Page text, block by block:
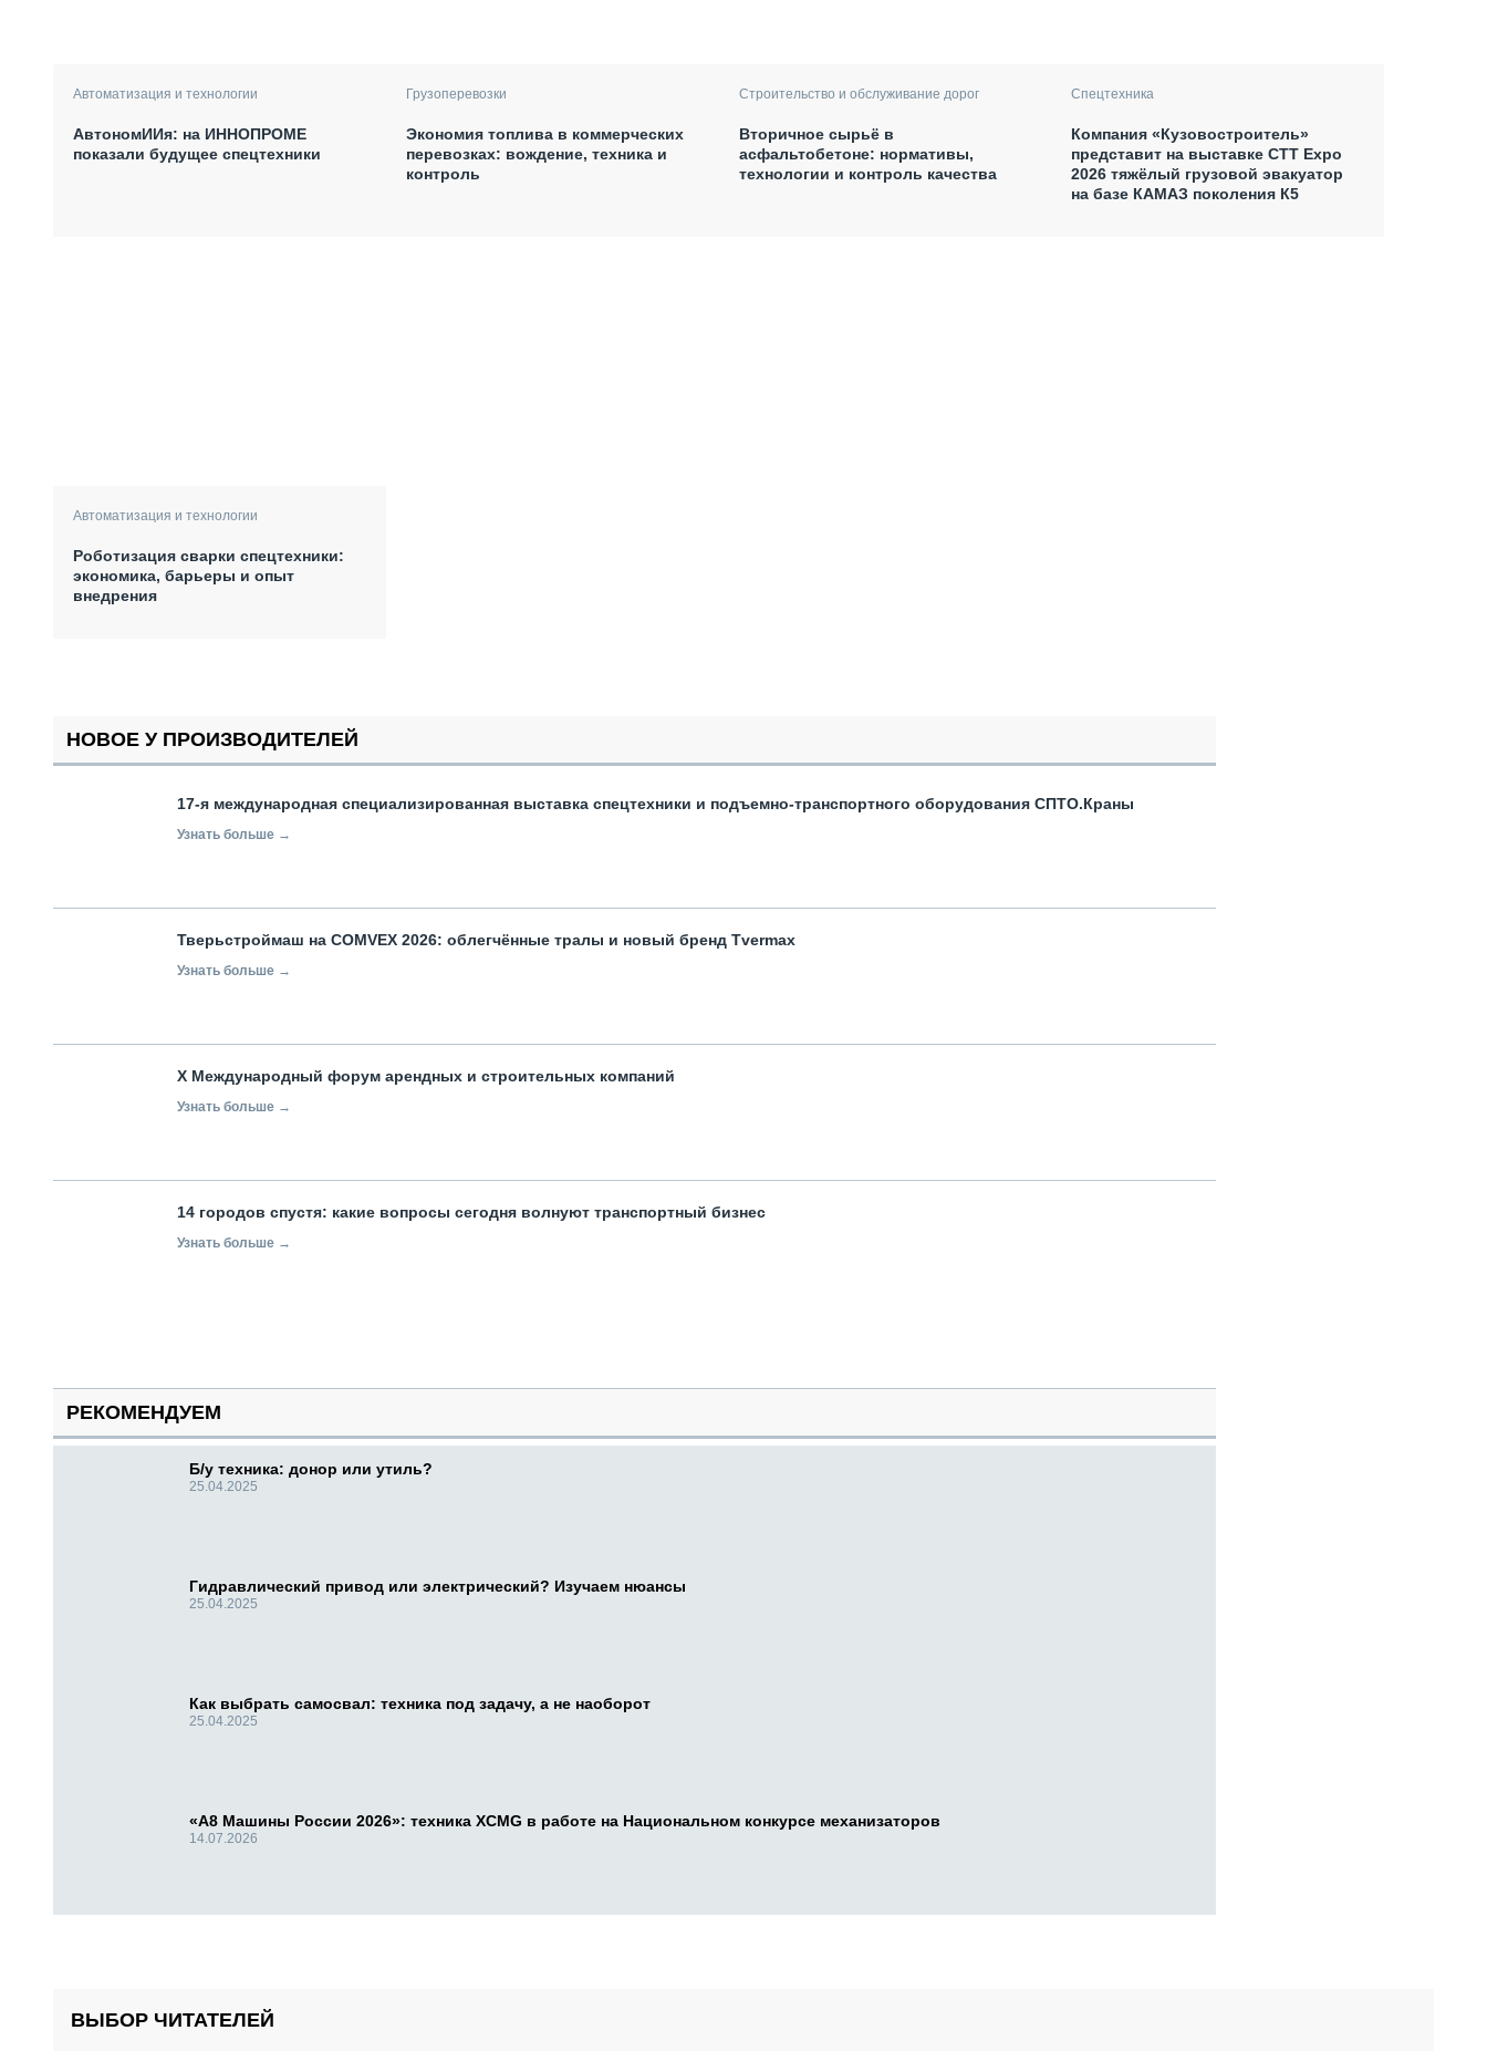
Автоматизация и технологии
АвтономИИя: на ИННОПРОМЕ
показали будущее спецтехники
Грузоперевозки
Экономия топлива в коммерческих
перевозках: вождение, техника и
контроль
Строительство и обслуживание дорог
Вторичное сырьё в
асфальтобетоне: нормативы,
технологии и контроль качества
Спецтехника
Компания «Кузовостроитель»
представит на выставке CTT Expo
2026 тяжёлый грузовой эвакуатор
на базе КАМАЗ поколения К5
Автоматизация и технологии
Роботизация сварки спецтехники:
экономика, барьеры и опыт
внедрения
НОВОЕ У ПРОИЗВОДИТЕЛЕЙ
17-я международная специализированная выставка спецтехники и подъемно-транспортного оборудования СПТО.Краны
Узнать больше →
Тверьстроймаш на COMVEX 2026: облегчённые тралы и новый бренд Tvermax
Узнать больше →
X Международный форум арендных и строительных компаний
Узнать больше →
14 городов спустя: какие вопросы сегодня волнуют транспортный бизнес
Узнать больше →
РЕКОМЕНДУЕМ
Б/у техника: донор или утиль?
25.04.2025
Гидравлический привод или электрический? Изучаем нюансы
25.04.2025
Как выбрать самосвал: техника под задачу, а не наоборот
25.04.2025
«А8 Машины России 2026»: техника XCMG в работе на Национальном конкурсе механизаторов
14.07.2026
ВЫБОР ЧИТАТЕЛЕЙ